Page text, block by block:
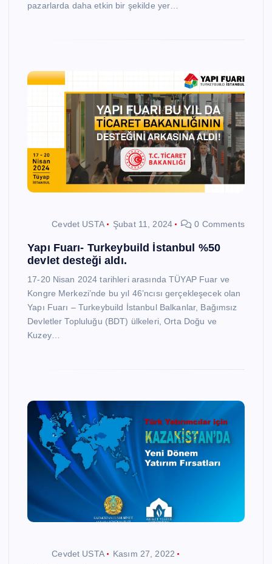
pazarlarda daha etkin bir şekilde yer…
Cevdet USTA Şubat 11, 2024 0 Comments
Yapı Fuarı- Turkeybuild İstanbul %50
devlet desteği aldı.
17-20 Nisan 2024 tarihleri arasında TÜYAP Fuar ve
Kongre Merkezi’nde bu yıl 46’ncısı gerçekleşecek olan
Yapı Fuarı – Turkeybuild İstanbul Balkanlar, Bağımsız
Devletler Topluluğu (BDT) ülkeleri, Orta Doğu ve
Kuzey…
Cevdet USTA
Kasım 27, 2022